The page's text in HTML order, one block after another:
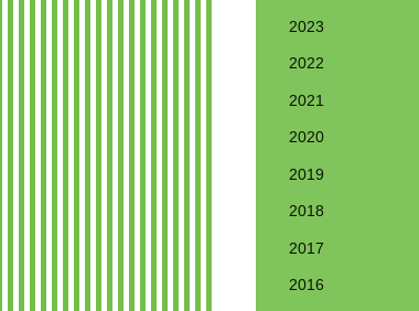
2023
2022
2021
2020
2019
2018
2017
2016